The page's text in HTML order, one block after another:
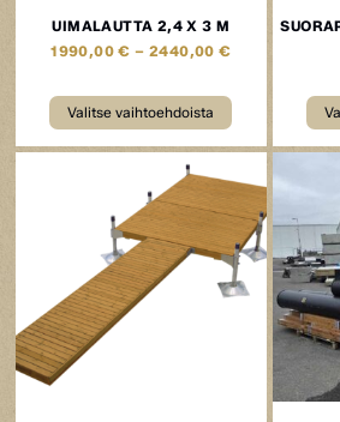
UIMALAUTTA 2,4 X 3 M
1990,00€ – 2440,00€
Valitse vaihtoehdoista